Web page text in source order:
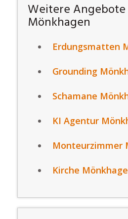
Weitere
Mönkhagen
Erdungsmatten
Grounding
Schamane
KI Agentur
Monteurzimmer
Kirche